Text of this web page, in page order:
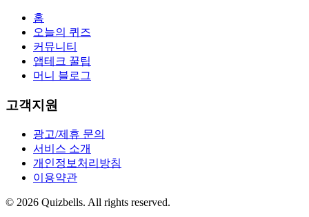
홈
오늘의 퀴즈
커뮤니티
앱테크 꿀팁
머니 블로그
고객지원
광고/제휴 문의
서비스 소개
개인정보처리방침
이용약관
© 2026 Quizbells. All rights reserved.